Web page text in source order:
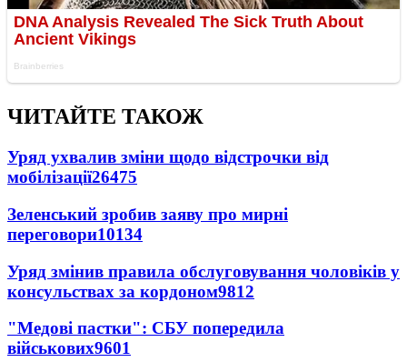
ЧИТАЙТЕ ТАКОЖ
Уряд ухвалив зміни щодо відстрочки від
мобілізації26475
Зеленський зробив заяву про мирні
переговори10134
Уряд змінив правила обслуговування чоловіків у
консульствах за кордоном9812
"Медові пастки": СБУ попередила
військових9601